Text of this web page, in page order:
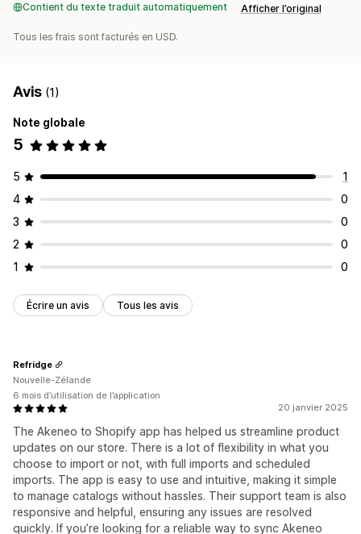
Contient du texte traduit automatiquement Afficher l’original
Tous les frais sont facturés en USD.
Avis (1)
Note globale
5
5
1
4
0
3
0
2
0
1
0
Écrire un avis Tous les avis
20 janvier 2025
The Akeneo to Shopify app has helped us streamline product
updates on our store. There is a lot of flexibility in what you
choose to import or not, with full imports and scheduled
imports. The app is easy to use and intuitive, making it simple
to manage catalogs without hassles. Their support team is also
responsive and helpful, ensuring any issues are resolved
quickly. If you’re looking for a reliable way to sync Akeneo
Refridge
Nouvelle-Zélande
6 mois d’utilisation de l’application